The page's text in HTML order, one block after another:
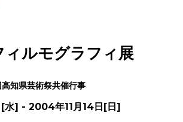
ィルモグラフィ展
知県芸術祭共催行事
水] - 2004年11月14日[日]